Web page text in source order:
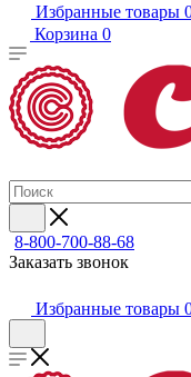
Избранные товары
Корзина 0
8-800-700-88-68
Заказать звонок
Избранные товары